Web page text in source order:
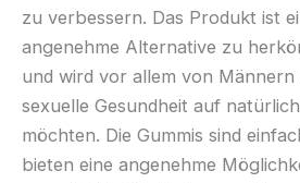
zu verbessern. Das Produkt ist
angenehme Alternative zu
und wird vor allem von Männern
sexuelle Gesundheit auf
möchten. Die Gummis sind
bieten eine angenehme